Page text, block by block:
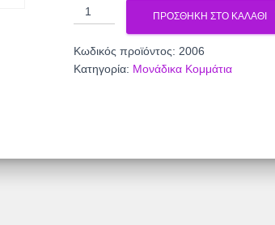
Πολύφωτο
2006
ΠΡΟΣΘΉΚΗ ΣΤΟ ΚΑΛΆΘΙ
Κωδικός προϊόντος: 2006
Κατηγορία: Μονάδικα Κομμάτια